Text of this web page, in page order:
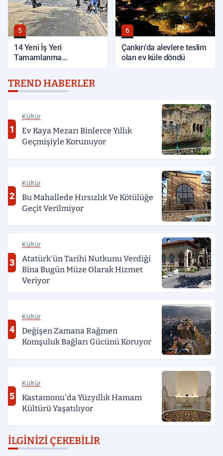
5
14 Yeni İş Yeri
Tamamlanma
6
Çankırı'da alevlere teslim
olan ev küle döndü
TREND HABERLER
1
Kültür
Ev Kaya Mezarı Binlerce Yıllık
Geçmişiyle Korunuyor
2
Kültür
Bu Mahallede Hırsızlık Ve Kötülüğe
Geçit Verilmiyor
3
Kültür
Atatürk'ün Tarihi Nutkunu Verdiği
Bina Bugün Müze Olarak Hizmet
Veriyor
4
Kültür
Değişen Zamana Rağmen
Komşuluk Bağları Gücünü Koruyor
5
Kültür
Kastamonu'da Yüzyıllık Hamam
Kültürü Yaşatılıyor
İLGINIZI ÇEKEBILIR